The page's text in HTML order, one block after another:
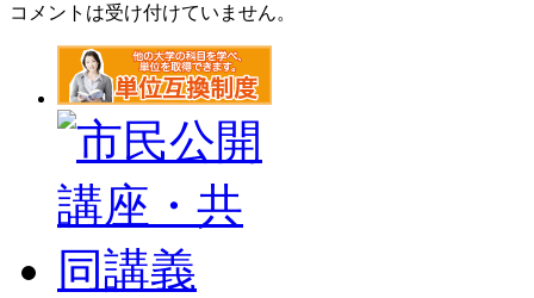
コメントは受け付けていません。